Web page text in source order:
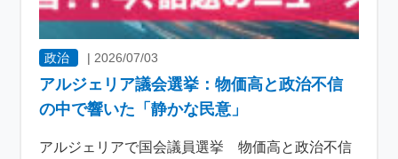
政治 | 2026/07/03
アルジェリア議会選挙：物価高と政治不信
の中で響いた「静かな民意」
アルジェリアで国会議員選挙 物価高と政治不信